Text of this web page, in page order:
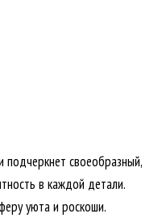
своеобразный,
в каждой детали.
уюта и роскоши.